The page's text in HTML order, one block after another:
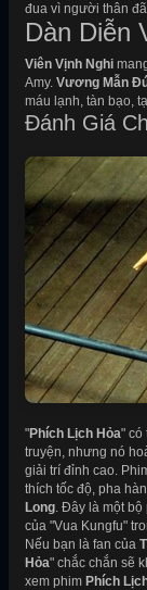
đua vì người thân
Dàn Diễn
Viên Vịnh Nghi
Amy. Vương Mẫn
máu lạnh, tàn bạo,
Đánh Giá
"Phích Lịch Hỏa" có
truyện, nhưng nó
giải trí đỉnh cao.
thích tốc độ, pha
Long. Đây là một bộ
của "Vua Kungfu"
Nếu bạn là fan của
Hỏa" chắc chắn sẽ
xem phim Phích